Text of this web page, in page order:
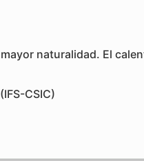
naturalidad. El
CSIC)